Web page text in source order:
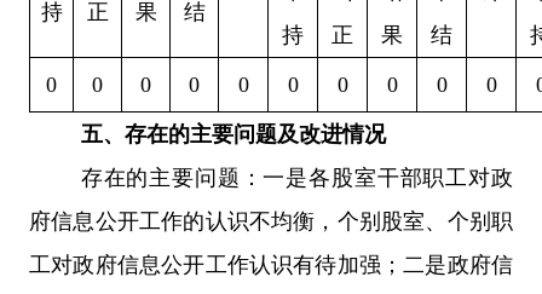
持
正
果
结
持
正
果
结
0 0 0 0 0 0 0 0 0 0
五、存在的主要问题及改进情况
存在的主要问题：一是各股室干部职工对政
府信息公开工作的认识不均衡，个别股室、个别职
工对政府信息公开工作认识有待加强；二是政府信